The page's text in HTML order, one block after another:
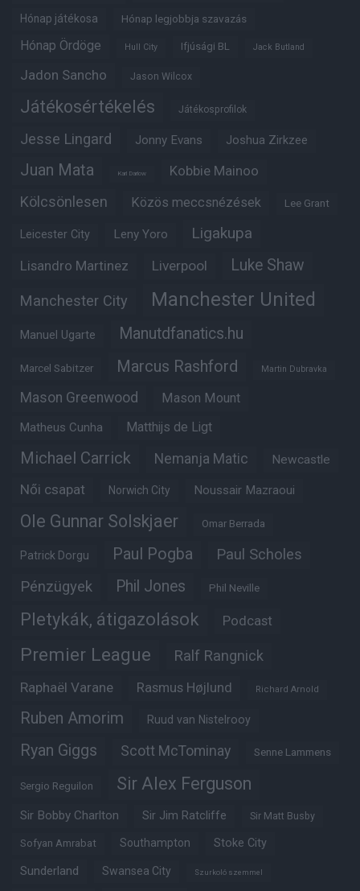
Hónap játékosa Hónap legjobbja szavazás
Hónap Ördöge Hull City Ifjúsági BL Jack Butland
Jadon Sancho Jason Wilcox
Játékosértékelés Játékosprofilok
Jesse Lingard Jonny Evans Joshua Zirkzee
Juan Mata Karl Darlow Kobbie Mainoo
Kölcsönlesen Közös meccsnézések Lee Grant
Leicester City Leny Yoro Ligakupa
Lisandro Martinez Liverpool Luke Shaw
Manchester City Manchester United
Manuel Ugarte Manutdfanatics.hu
Marcel Sabitzer Marcus Rashford Martin Dubravka
Mason Greenwood Mason Mount
Matheus Cunha Matthijs de Ligt
Michael Carrick Nemanja Matic Newcastle
Női csapat Norwich City Noussair Mazraoui
Ole Gunnar Solskjaer Omar Berrada
Patrick Dorgu Paul Pogba Paul Scholes
Pénzügyek Phil Jones Phil Neville
Pletykák, átigazolások Podcast
Premier League Ralf Rangnick
Raphaël Varane Rasmus Højlund Richard Arnold
Ruben Amorim Ruud van Nistelrooy
Ryan Giggs Scott McTominay Senne Lammens
Sergio Reguilon Sir Alex Ferguson
Sir Bobby Charlton Sir Jim Ratcliffe Sir Matt Busby
Sofyan Amrabat Southampton Stoke City
Sunderland Swansea City Szurkoló szemmel